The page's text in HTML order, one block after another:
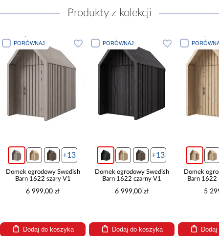
Produkty z kolekcji
PORÓWNAJ
+13
Domek ogrodowy Swedish
Barn 1622 szary V1
6 999,00 zł
Dodaj do koszyka
PORÓWNAJ
+13
Domek ogrodowy Swedish
Barn 1622 czarny V1
6 999,00 zł
Dodaj do koszyka
Domek
Barn 1622
5